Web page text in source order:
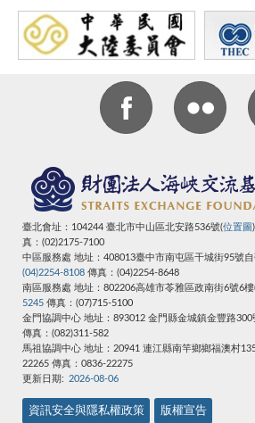
臺北會址：104244 臺北市中山區北安路536號(位置圖
真：(02)2175-7100
中區服務處 地址：408013臺中市南屯區干城街95號
(04)2254-8108 傳真：(04)2254-8648
南區服務處 地址：802206高雄市苓雅區政南街6號6樓
5245 傳真：(07)715-5100
金門協調中心 地址：893012 金門縣金城鎮金豐路
傳真：(082)311-582
馬祖協調中心 地址：20941 連江縣南竿鄉鄉福澳村
22265 傳真：0836-22275
更新日期: 2026-08-06
資訊安全與隱私權政策 版權宣告